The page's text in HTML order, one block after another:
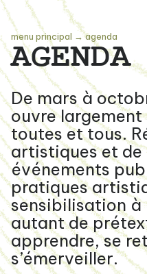
menu principal →agenda
AGENDA
De mars à
ouvre largement
toutes et tous.
artistiques et de
événements
pratiques
sensibilisation à
autant de
apprendre, se
s’émerveiller.